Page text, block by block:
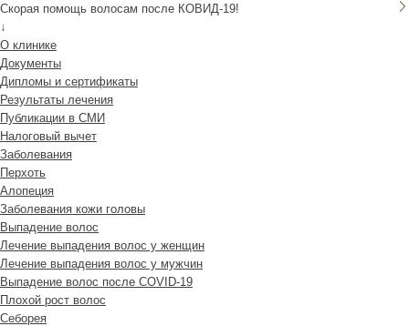
Скорая помощь волосам после КОВИД-19!
↓
О клинике
Документы
Дипломы и сертификаты
Результаты лечения
Публикации в СМИ
Налоговый вычет
Заболевания
Перхоть
Алопеция
Заболевания кожи головы
Выпадение волос
Лечение выпадения волос у женщин
Лечение выпадения волос у мужчин
Выпадение волос после COVID-19
Плохой рост волос
Cеборея